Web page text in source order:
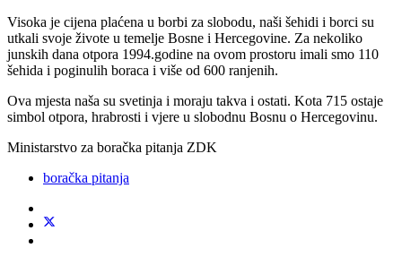
Visoka je cijena plaćena u borbi za slobodu, naši šehidi i borci su
utkali svoje živote u temelje Bosne i Hercegovine. Za nekoliko
junskih dana otpora 1994.godine na ovom prostoru imali smo 110
šehida i poginulih boraca i više od 600 ranjenih.
Ova mjesta naša su svetinja i moraju takva i ostati. Kota 715 ostaje
simbol otpora, hrabrosti i vjere u slobodnu Bosnu o Hercegovinu.
Ministarstvo za boračka pitanja ZDK
boračka pitanja